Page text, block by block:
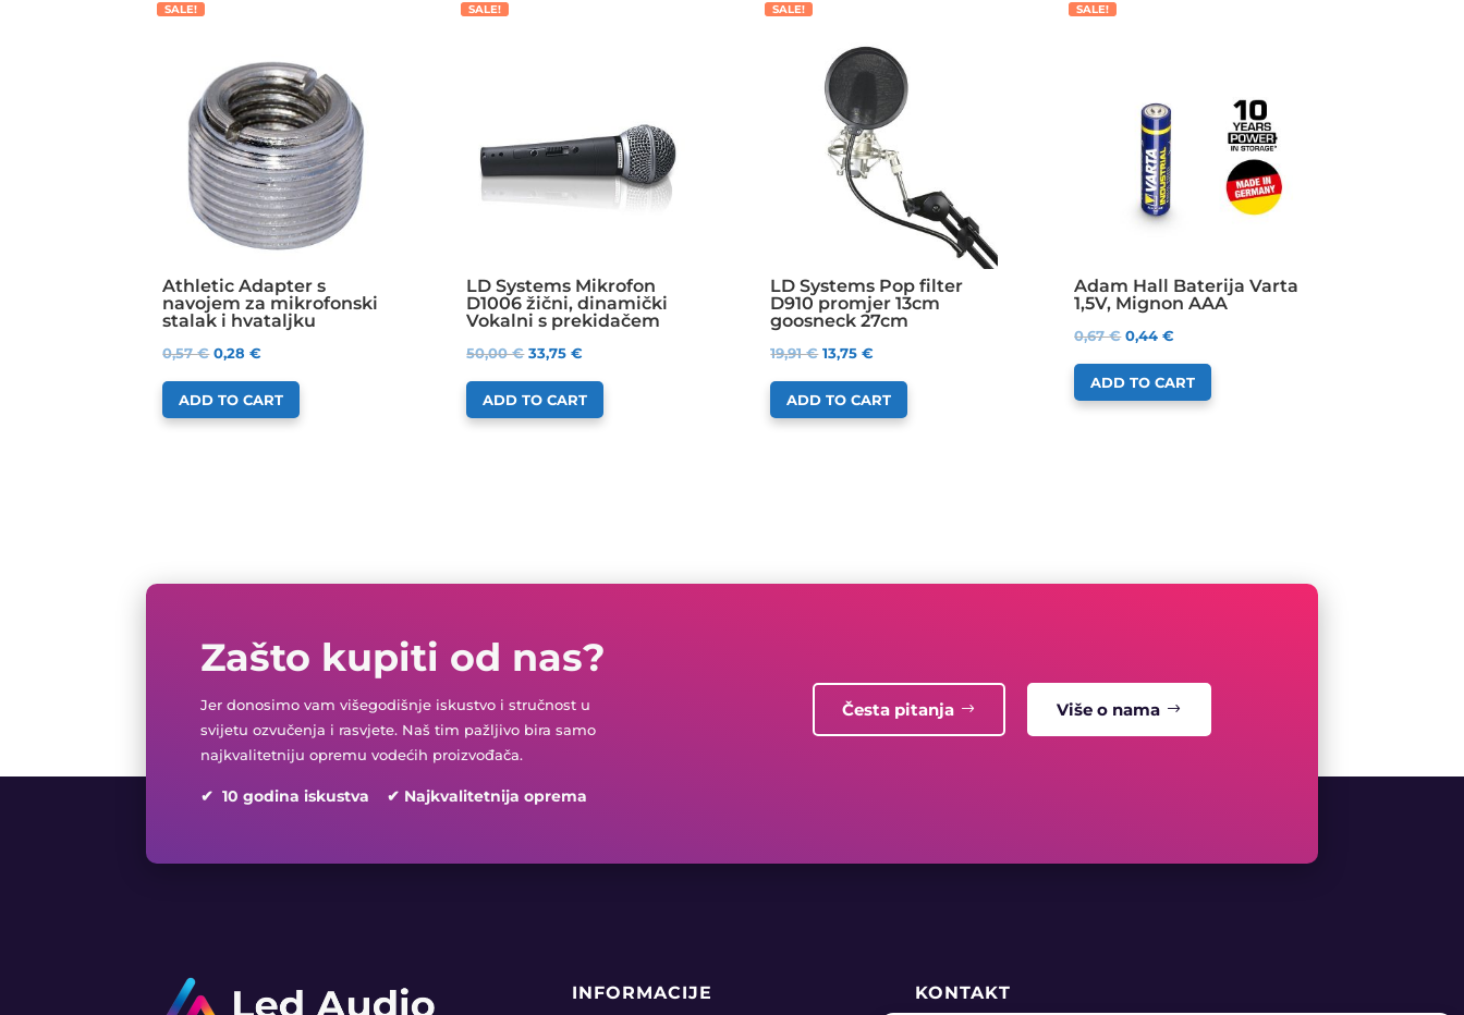
SALE!
Athletic Adapter s
navojem za mikrofonski
stalak i hvataljku
0,57€ 0,28€
ADD TO CART
SALE!
LD Systems Mikrofon
D1006 žični, dinamički
Vokalni s prekidačem
50,00€ 33,75€
ADD TO CART
SALE!
LD Systems Pop filter
D910 promjer 13cm
goosneck 27cm
19,91€ 13,75€
ADD TO CART
SALE!
Adam Hall Baterija Varta
1,5V, Mignon AAA
0,67€ 0,44€
ADD TO CART
Zašto kupiti od nas?
Jer donosimo vam višegodišnje iskustvo i stručnost u
svijetu ozvučenja i rasvjete. Naš tim pažljivo bira samo
najkvalitetniju opremu vodećih proizvođača.
✔ 10 godina iskustva ✔ Najkvalitetnija oprema
Česta pitanja Više o nama
INFORMACIJE KONTAKT